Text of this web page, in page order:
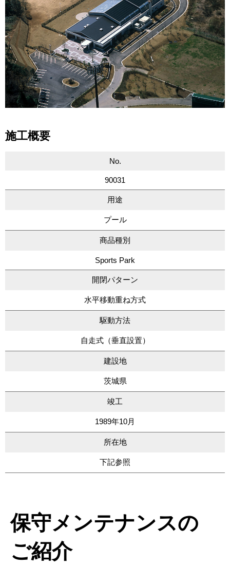
施工概要
No.
90031
用途
プール
商品種別
Sports Park
開閉パターン
水平移動重ね方式
駆動方法
自走式（垂直設置）
建設地
茨城県
竣工
1989年10月
所在地
下記参照
保守メンテナンスの
ご紹介